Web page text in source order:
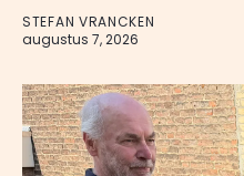
STEFAN VRANCKEN
augustus 7, 2026